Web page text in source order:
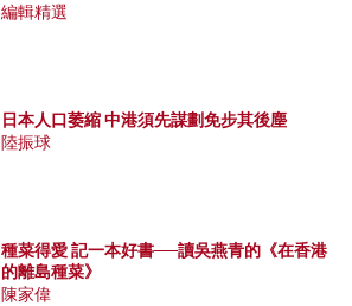
編輯精選
日本人口萎縮 中港須先謀劃免步其後塵
陸振球
種菜得愛 記一本好書──讀吳燕青的《在香港
的離島種菜》
陳家偉